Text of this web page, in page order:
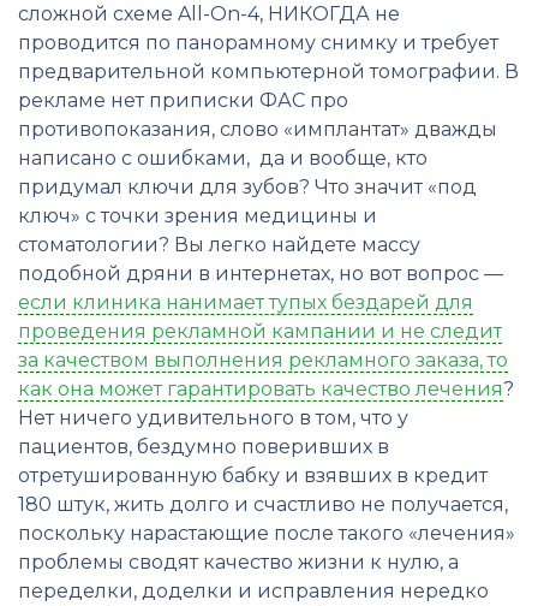
сложной схеме All-On-4, НИКОГДА не
проводится по панорамному снимку и требует
предварительной компьютерной томографии. В
рекламе нет приписки ФАС про
противопоказания, слово «имплантат» дважды
написано с ошибками, да и вообще, кто
придумал ключи для зубов? Что значит «под
ключ» с точки зрения медицины и
стоматологии? Вы легко найдете массу
подобной дряни в интернетах, но вот вопрос —
если клиника нанимает тупых бездарей для
проведения рекламной кампании и не следит
за качеством выполнения рекламного заказа, то
как она может гарантировать качество лечения?
Нет ничего удивительного в том, что у
пациентов, бездумно поверивших в
отретушированную бабку и взявших в кредит
180 штук, жить долго и счастливо не получается,
поскольку нарастающие после такого «лечения»
проблемы сводят качество жизни к нулю, а
переделки, доделки и исправления нередко